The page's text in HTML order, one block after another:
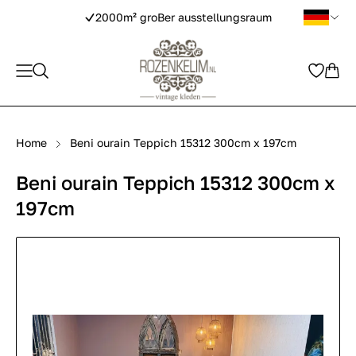
2000m² groBer ausstellungsraum
Home Beni ourain Teppich 15312 300cm x 197cm
Beni ourain Teppich 15312 300cm x
197cm